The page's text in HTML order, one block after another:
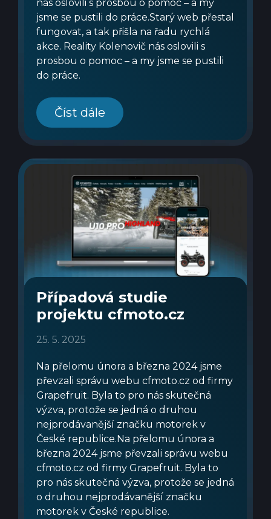
nás oslovili s prosbou o pomoc – a my
jsme se pustili do práce.Starý web přestal
fungovat, a tak přišla na řadu rychlá
akce. Reality Kolenovič nás oslovili s
prosbou o pomoc – a my jsme se pustili
do práce.
Číst dále
Případová studie
projektu cfmoto.cz
25. 5. 2025
Na přelomu února a března 2024 jsme
převzali správu webu cfmoto.cz od firmy
Grapefruit. Byla to pro nás skutečná
výzva, protože se jedná o druhou
nejprodávanější značku motorek v
České republice.Na přelomu února a
března 2024 jsme převzali správu webu
cfmoto.cz od firmy Grapefruit. Byla to
pro nás skutečná výzva, protože se jedná
o druhou nejprodávanější značku
motorek v České republice.